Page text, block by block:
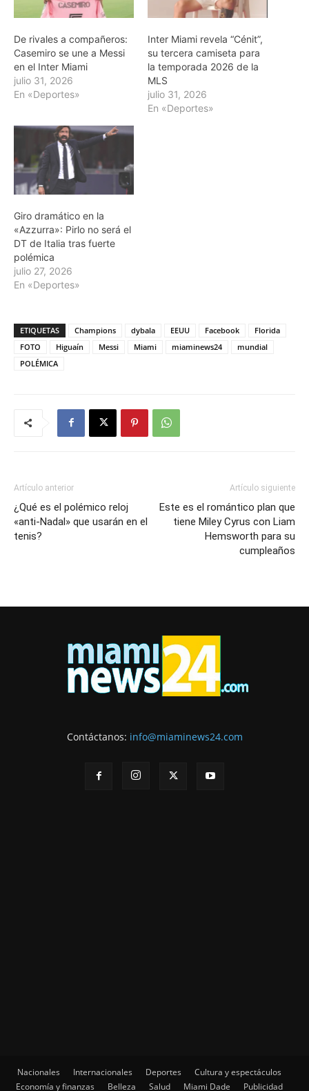
De rivales a compañeros:
Casemiro se une a Messi
en el Inter Miami
julio 31, 2026
En «Deportes»
Inter Miami revela “Cénit”,
su tercera camiseta para
la temporada 2026 de la
MLS
julio 31, 2026
En «Deportes»
Giro dramático en la
«Azzurra»: Pirlo no será el
DT de Italia tras fuerte
polémica
julio 27, 2026
En «Deportes»
ETIQUETAS Champions dybala EEUU Facebook
Florida
FOTO
Higuaín Messi Miami miaminews24
mundial
POLÉMICA
Artículo anterior
¿Qué es el polémico reloj
«anti-Nadal» que usarán en el
tenis?
Artículo siguiente
Este es el romántico plan que
tiene Miley Cyrus con Liam
Hemsworth para su
cumpleaños
Contáctanos: info@miaminews24.com
Nacionales Internacionales Deportes
Cultura y espectáculos
Economía y finanzas
Belleza Salud Miami Dade Publicidad